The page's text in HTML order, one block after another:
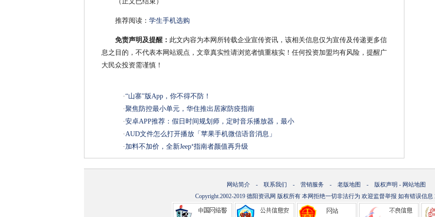
推荐阅读： 学生手机选购
免责声明及提醒： 此文内容为本网所转载企业宣传资讯，该相关信息仅为宣传及传递更多信
息之目的，不代表本网站观点，文章真实性请浏览者慎重核实！任何投资加盟均有风险，提醒广
大民众投资需谨慎！
·“山寨”版App，你不得不防！
·聚焦防控最小单元，华住推出居家防疫指南
·安卓APP推荐：假日时间规划师，定时音乐播放器，最小
·AUD文件怎么打开播放「苹果手机微信语音消息」
· 加料不加价，全新Jeep⁺指南者颜值再升级
网站简介 - 联系我们 - 营销服务 - 老版地图 - 版权声明 - 网站地图
Copyright.2002-2019 德阳资讯网 版权所有 本网拒绝一切非法行为 欢迎监督举报 如有错误信息